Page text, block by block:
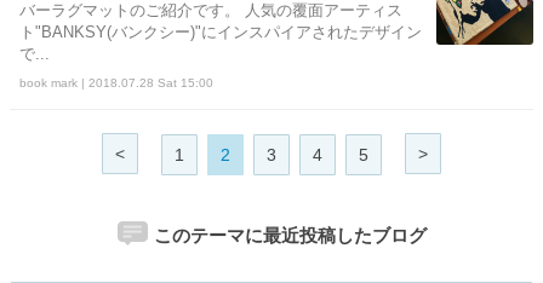
バーラグマットのご紹介です。 人気の覆面アーティス
ト"BANKSY(バンクシー)"にインスパイアされたデザイン
で...
book mark | 2018.07.28 Sat 15:00
< 1 2 3 4 5 >
このテーマに最近投稿したブログ